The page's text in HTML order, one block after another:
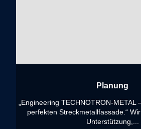
Planung
„Engineering TECHNOTRON-
perfekten Streckmetallfassade.“
Unterstützung,...